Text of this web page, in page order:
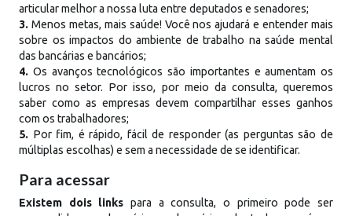
articular melhor a nossa luta entre deputados e senadores;
3. Menos metas, mais saúde! Você nos ajudará e entender mais
sobre os impactos do ambiente de trabalho na saúde mental
das bancárias e bancários;
4. Os avanços tecnológicos são importantes e aumentam os
lucros no setor. Por isso, por meio da consulta, queremos
saber como as empresas devem compartilhar esses ganhos
com os trabalhadores;
5. Por fim, é rápido, fácil de responder (as perguntas são de
múltiplas escolhas) e sem a necessidade de se identificar.
Para acessar
Existem dois links para a consulta, o primeiro pode ser